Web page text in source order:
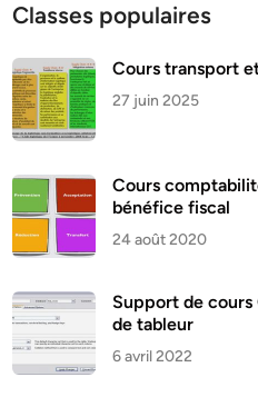
Classes populaires
Cours transport
27 juin 2025
Cours
bénéfice fiscal
24 août 2020
Support de
de tableur
6 avril 2022